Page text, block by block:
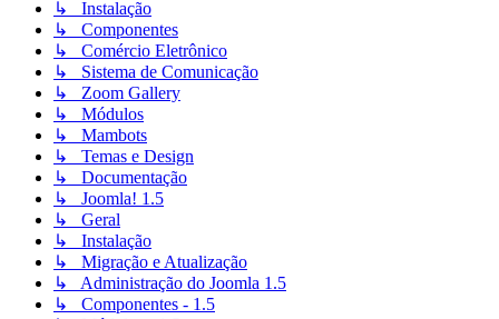
↳ Instalação
↳ Componentes
↳ Comércio Eletrônico
↳ Sistema de Comunicação
↳ Zoom Gallery
↳ Módulos
↳ Mambots
↳ Temas e Design
↳ Documentação
↳ Joomla! 1.5
↳ Geral
↳ Instalação
↳ Migração e Atualização
↳ Administração do Joomla 1.5
↳ Componentes - 1.5